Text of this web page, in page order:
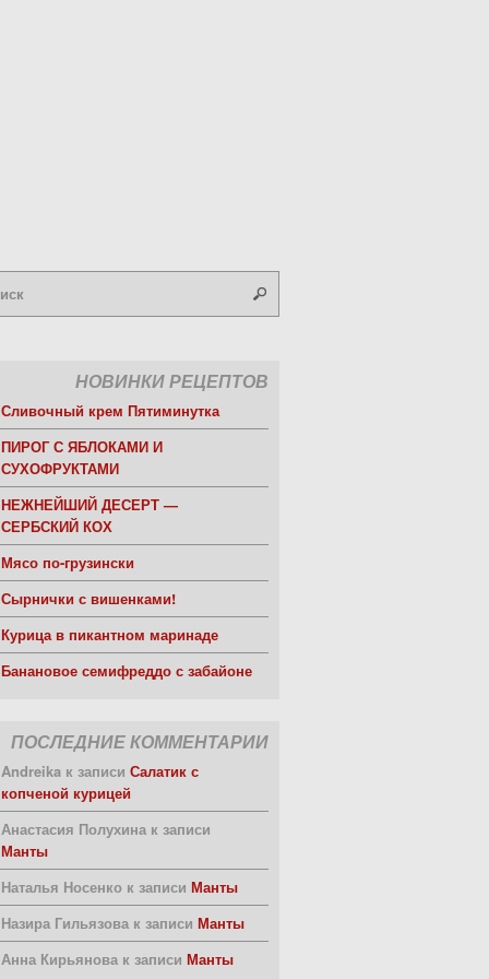
НОВИНКИ РЕЦЕПТОВ
Сливочный крем Пятиминутка
ПИРОГ С ЯБЛОКАМИ И
СУХОФРУКТАМИ
НЕЖНЕЙШИЙ ДЕСЕРТ —
СЕРБСКИЙ КОХ
Мясо по-грузински
Сырнички с вишенками!
Курица в пикантном маринаде
Банановое семифреддо с забайоне
ПОСЛЕДНИЕ КОММЕНТАРИИ
Andreika к записи Салатик с
копченой курицей
Анастасия Полухина к записи
Манты
Наталья Носенко к записи Манты
Назира Гильязова к записи Манты
Анна Кирьянова к записи Манты